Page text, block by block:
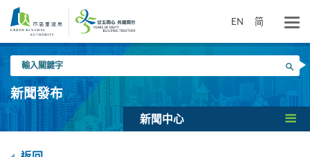
要
EN 简
入
關
鍵
搜尋
新聞發布
新聞中心